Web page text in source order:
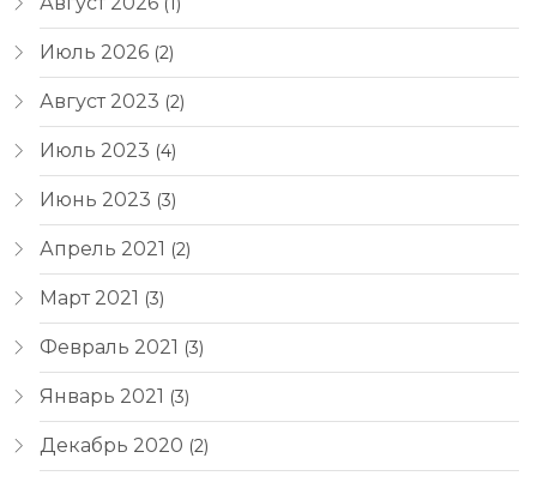
Июль 2026 (2)
Август 2023 (2)
Июль 2023 (4)
Июнь 2023 (3)
Апрель 2021 (2)
Март 2021 (3)
Февраль 2021 (3)
Январь 2021 (3)
Декабрь 2020 (2)